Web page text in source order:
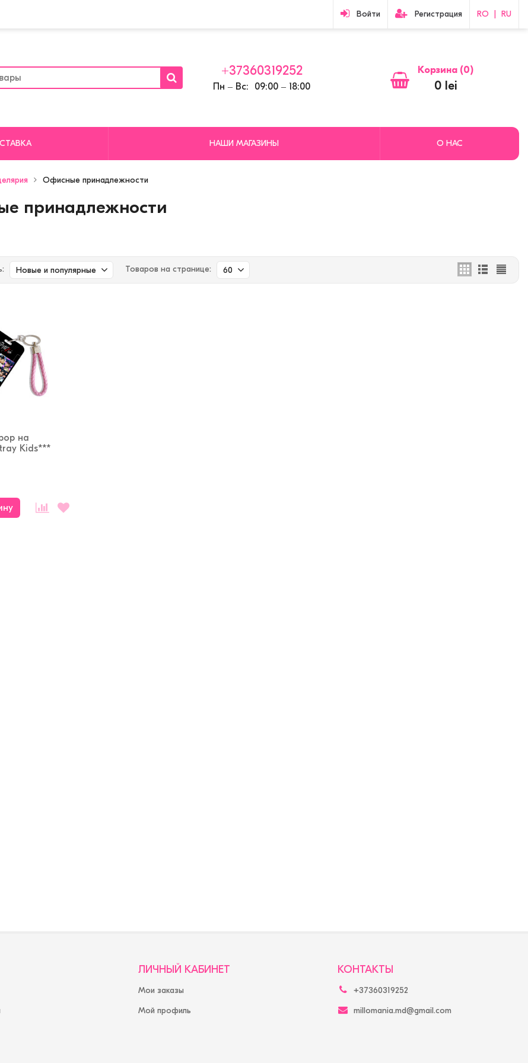
Войти Регистрация RO RU
+37360319252
Пн ‒ Вс: 09:00 ‒ 18:00
Корзина (0)
0 lei
НАШИ МАГАЗИНЫ О НАС
Офисные принадлежности
принадлежности
Новые и популярные Товаров на странице: 60
на
Kids***
ЛИЧНЫЙ КАБИНЕТ
Мои заказы
Мой профиль
КОНТАКТЫ
+37360319252
millomania.md@gmail.com